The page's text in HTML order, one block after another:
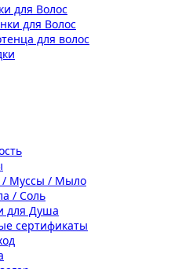
для Волос
для Волос
для волос
/ Муссы / Мыло
/ Соль
для Душа
сертификаты